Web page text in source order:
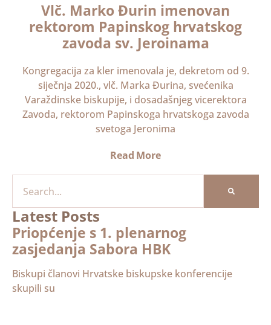
Vlč. Marko Đurin imenovan
rektorom Papinskog hrvatskog
zavoda sv. Jeroinama
Kongregacija za kler imenovala je, dekretom od 9.
siječnja 2020., vlč. Marka Đurina, svećenika
Varaždinske biskupije, i dosadašnjeg vicerektora
Zavoda, rektorom Papinskoga hrvatskoga zavoda
svetoga Jeronima
Read More
Latest Posts
Priopćenje s 1. plenarnog
zasjedanja Sabora HBK
Biskupi članovi Hrvatske biskupske konferencije
skupili su